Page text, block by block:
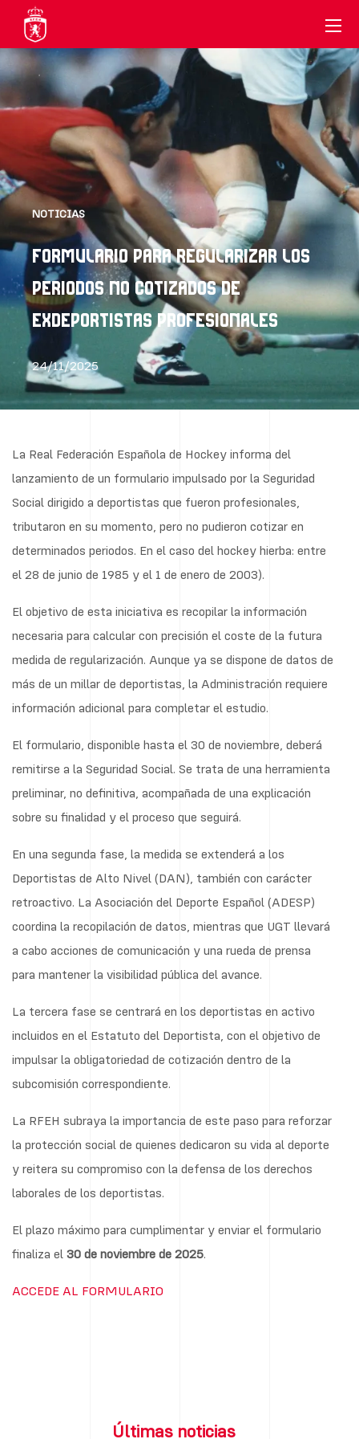
NOTICIAS
FORMULARIO PARA REGULARIZAR LOS
PERIODOS NO COTIZADOS DE
EXDEPORTISTAS PROFESIONALES
24/11/2025
La Real Federación Española de Hockey informa del
lanzamiento de un formulario impulsado por la Seguridad
Social dirigido a deportistas que fueron profesionales,
tributaron en su momento, pero no pudieron cotizar en
determinados periodos. En el caso del hockey hierba: entre
el 28 de junio de 1985 y el 1 de enero de 2003).
El objetivo de esta iniciativa es recopilar la información
necesaria para calcular con precisión el coste de la futura
medida de regularización. Aunque ya se dispone de datos de
más de un millar de deportistas, la Administración requiere
información adicional para completar el estudio.
El formulario, disponible hasta el 30 de noviembre, deberá
remitirse a la Seguridad Social. Se trata de una herramienta
preliminar, no definitiva, acompañada de una explicación
sobre su finalidad y el proceso que seguirá.
En una segunda fase, la medida se extenderá a los
Deportistas de Alto Nivel (DAN), también con carácter
retroactivo. La Asociación del Deporte Español (ADESP)
coordina la recopilación de datos, mientras que UGT llevará
a cabo acciones de comunicación y una rueda de prensa
para mantener la visibilidad pública del avance.
La tercera fase se centrará en los deportistas en activo
incluidos en el Estatuto del Deportista, con el objetivo de
impulsar la obligatoriedad de cotización dentro de la
subcomisión correspondiente.
La RFEH subraya la importancia de este paso para reforzar
la protección social de quienes dedicaron su vida al deporte
y reitera su compromiso con la defensa de los derechos
laborales de los deportistas.
El plazo máximo para cumplimentar y enviar el formulario
finaliza el 30 de noviembre de 2025.
ACCEDE AL FORMULARIO
Últimas noticias